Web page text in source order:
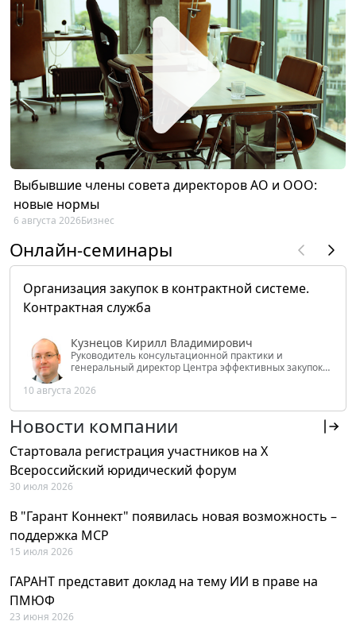
Выбывшие члены совета директоров АО и ООО:
новые нормы
6 августа 2026Бизнес
Онлайн-семинары
Организация закупок в контрактной системе.
Контрактная служба
Кузнецов Кирилл Владимирович
Руководитель консультационной практики и
генеральный директор Центра эффективных закупок
РФ
10 августа 2026
Новости компании
Стартовала регистрация участников на X
Всероссийский юридический форум
30 июля 2026
В "Гарант Коннект" появилась новая возможность –
поддержка MCP
15 июля 2026
ГАРАНТ представит доклад на тему ИИ в праве на
ПМЮФ
23 июня 2026